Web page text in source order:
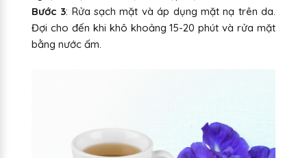
Bước 3: Rửa sạch mặt và áp dụng mặt nạ trên da.
Đợi cho đến khi khô khoảng 15-20 phút và rửa mặt
bằng nước ấm.